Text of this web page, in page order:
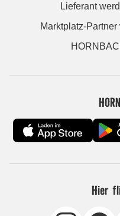
Lieferant
Marktplatz-
Hier